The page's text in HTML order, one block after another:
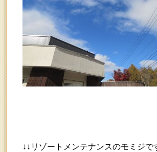
↓↓リゾートメンテナンスのモミジで